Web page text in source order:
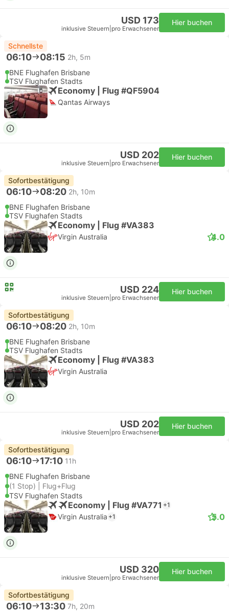
USD 173
inklusive Steuern pro Erwachsener
Hier buchen
Schnellste
06:10 08:15 2h, 5m
BNE Flughafen Brisbane
TSV Flughafen Stadts
Economy | Flug #QF5904
Qantas Airways
USD 202
inklusive Steuern pro Erwachsener
Hier buchen
Sofortbestätigung
06:10 08:20 2h, 10m
BNE Flughafen Brisbane
TSV Flughafen Stadts
Economy | Flug #VA383
Virgin Australia 4.0
USD 224
inklusive Steuern pro Erwachsener
Hier buchen
Sofortbestätigung
06:10 08:20 2h, 10m
BNE Flughafen Brisbane
TSV Flughafen Stadts
Economy | Flug #VA383
Virgin Australia
USD 202
inklusive Steuern pro Erwachsener
Hier buchen
Sofortbestätigung
06:10 17:10 11h
BNE Flughafen Brisbane
(1 Stop) | Flug+Flug
TSV Flughafen Stadts
Economy | Flug #VA771 +1
Virgin Australia +1 5.0
USD 320
inklusive Steuern pro Erwachsener
Hier buchen
Sofortbestätigung
06:10 13:30 7h, 20m